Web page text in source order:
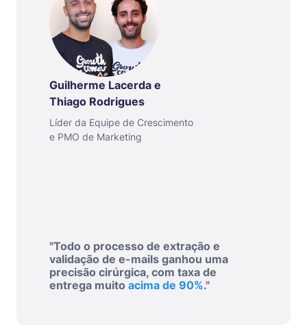
Guilherme Lacerda e
Thiago Rodrigues
Líder da Equipe de Crescimento
e PMO de Marketing
"Todo o processo de extração e
validação de e-mails ganhou uma
precisão cirúrgica, com taxa de
entrega muito acima de 90%."